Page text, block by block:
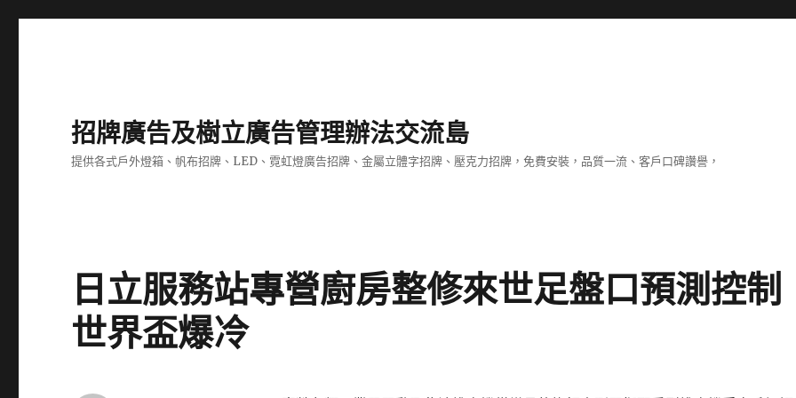
招牌廣告及樹立廣告管理辦法交流島
提供各式戶外燈箱、帆布招牌、LED、霓虹燈廣告招牌、金屬立體字招牌、壓克力招牌，免費安裝，品質一流、客戶口碑讚譽，
日立服務站專營廚房整修來世足盤口預測控制
世界盃爆冷